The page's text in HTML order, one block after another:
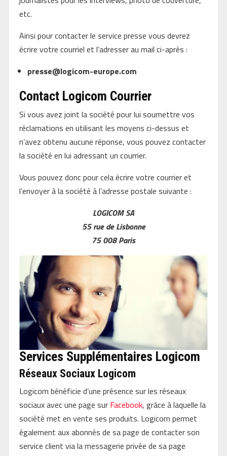
etc.
Ainsi pour contacter le service presse vous devrez
écrire votre courriel et l’adresser au mail ci-après :
presse@logicom-europe.com
Contact Logicom Courrier
Si vous avez joint la société pour lui soumettre vos
réclamations en utilisant les moyens ci-dessus et
n’avez obtenu aucune réponse, vous pouvez contacter
la société en lui adressant un courrier.
Vous pouvez donc pour cela écrire votre courrier et
l’envoyer à la société à l’adresse postale suivante :
LOGICOM SA
55 rue de Lisbonne
75 008 Paris
Services Supplémentaires Logicom
Réseaux Sociaux Logicom
Logicom bénéficie d’une présence sur les réseaux
sociaux avec une page sur Facebook, grâce à laquelle la
société met en vente ses produits. Logicom permet
également aux abonnés de sa page de contacter son
service client via la messagerie privée de sa page